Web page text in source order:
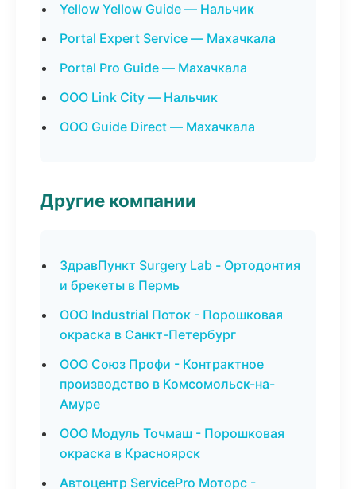
Yellow Yellow Guide — Нальчик
Portal Expert Service — Махачкала
Portal Pro Guide — Махачкала
ООО Link City — Нальчик
ООО Guide Direct — Махачкала
Другие компании
ЗдравПункт Surgery Lab - Ортодонтия
и брекеты в Пермь
ООО Industrial Поток - Порошковая
окраска в Санкт-Петербург
ООО Союз Профи - Контрактное
производство в Комсомольск-на-
Амуре
ООО Модуль Точмаш - Порошковая
окраска в Красноярск
Автоцентр ServicePro Моторс -